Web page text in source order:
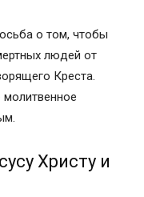
о том, чтобы
людей от
Креста.
Христу и